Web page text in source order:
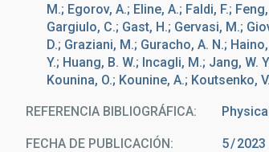
M.; Egorov, A.; Eline, A.; Faldi, F.;
Gargiulo, C.; Gast, H.; Gervasi, M.;
D.; Graziani, M.; Guracho, A. N.;
Y.; Huang, B. W.; Incagli, M.; Jang, W.
Kounina, O.; Kounine, A.; Koutsenko,
REFERENCIA BIBLIOGRÁFICA
FECHA DE PUBLICACIÓN: 5 2023